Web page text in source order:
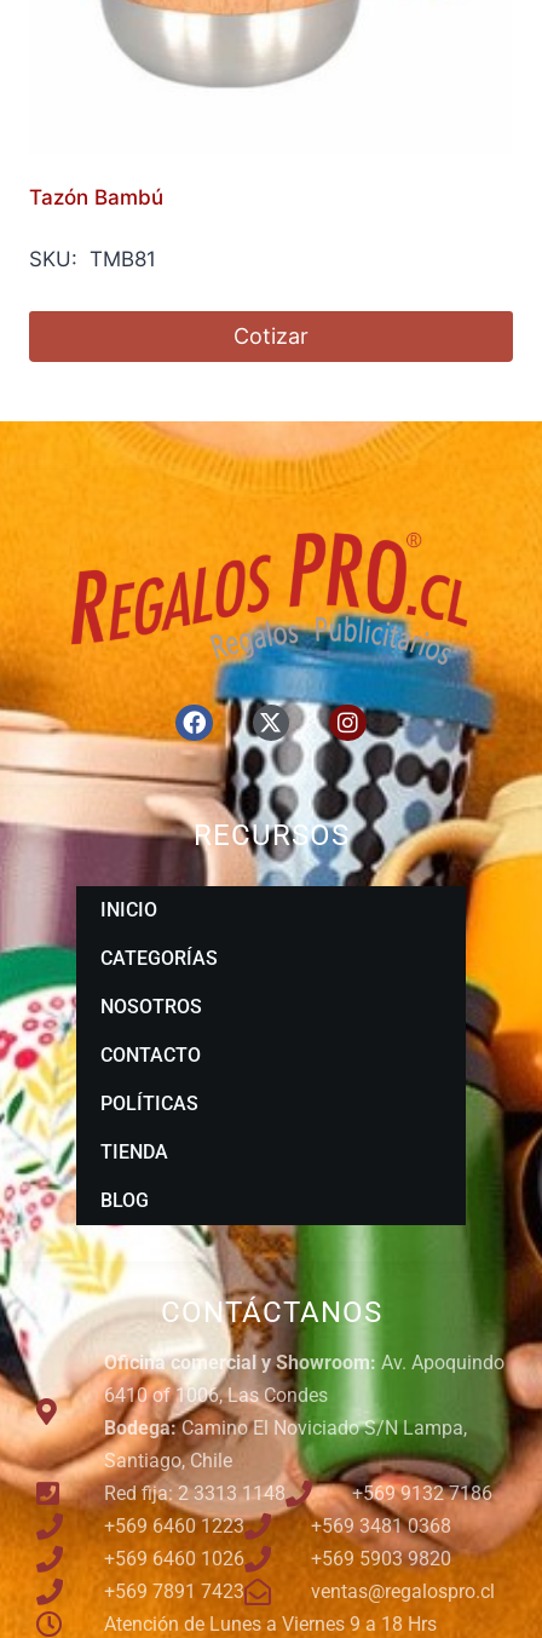
Tazón Bambú
SKU: TMB81
Cotizar
CONTÁCTANOS
Oficina comercial y Showroom: Av. Apoquindo
6410 of 1006, Las Condes
Bodega:Camino El Noviciado S/N Lampa,
Santiago, Chile
Red fija: 2 3313 1148
+569 9132 7186
+569 6460 1223
+569 3481 0368
+569 6460 1026
+569 5903 9820
+569 7891 7423
ventas@regalospro.cl
Atención de Lunes a Viernes 9 a 18 Hrs
RECURSOS
INICIO
CATEGORÍAS
NOSOTROS
CONTACTO
POLÍTICAS
TIENDA
BLOG